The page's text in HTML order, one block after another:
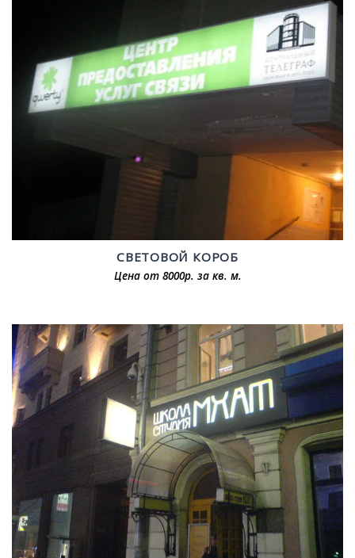
СВЕТОВОЙ КОРОБ
Цена от 8000р. за кв. м.